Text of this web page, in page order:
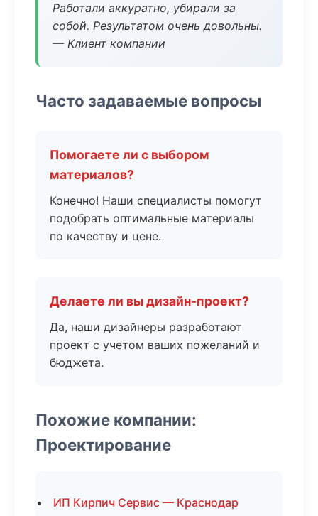
Работали аккуратно, убирали за
собой. Результатом очень довольны.
— Клиент компании
Часто задаваемые вопросы
Помогаете ли с выбором
материалов?
Конечно! Наши специалисты помогут
подобрать оптимальные материалы
по качеству и цене.
Делаете ли вы дизайн-проект?
Да, наши дизайнеры разработают
проект с учетом ваших пожеланий и
бюджета.
Похожие компании:
Проектирование
ИП Кирпич Сервис — Краснодар